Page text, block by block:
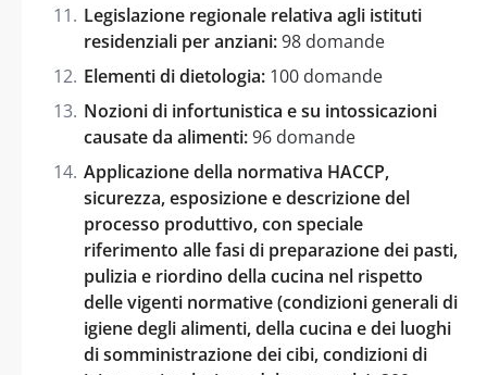
Legislazione regionale relativa agli istituti
residenziali per anziani:98 domande
Elementi di dietologia: 100 domande
Nozioni di infortunistica e su intossicazioni
causate da alimenti:96 domande
Applicazione della normativa HACCP,
sicurezza, esposizione e descrizione del
processo produttivo, con speciale
riferimento alle fasi di preparazione dei pasti,
pulizia e riordino della cucina nel rispetto
delle vigenti normative (condizioni generali di
igiene degli alimenti, della cucina e dei luoghi
di somministrazione dei cibi, condizioni di